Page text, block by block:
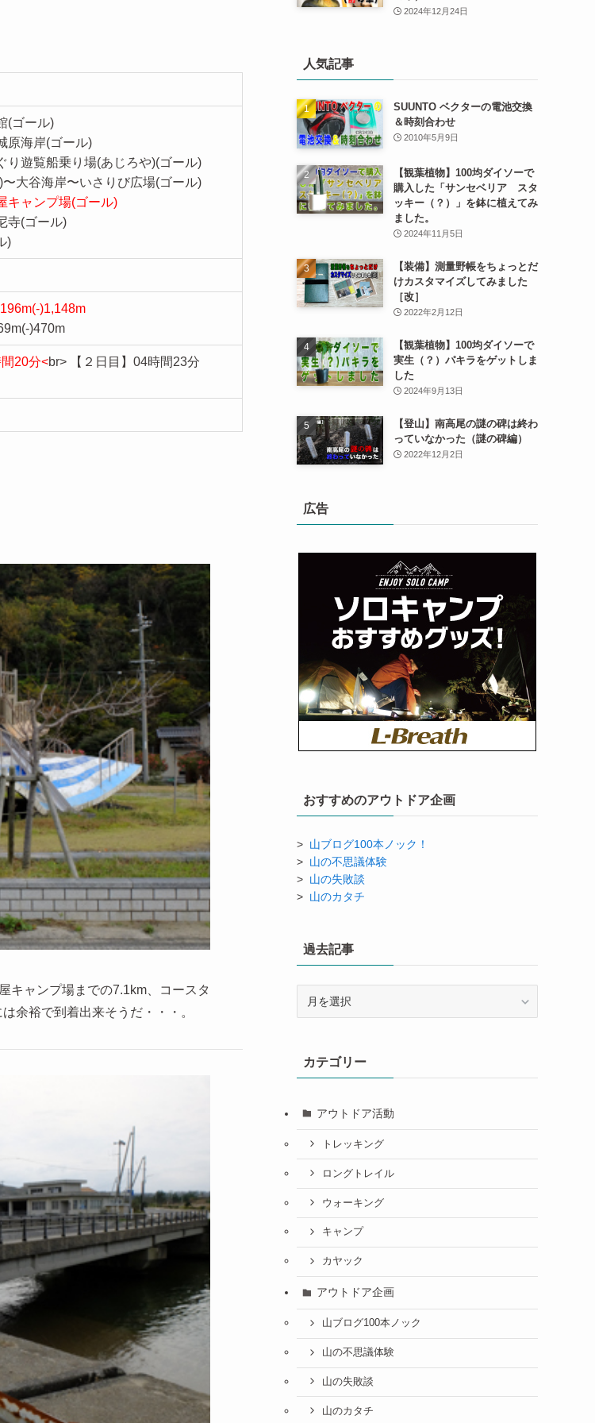
(ゴール)
原海岸(ゴール)
り遊覧船乗り場(あじろや)(ゴール)
大谷海岸〜いさりび広場(ゴール)
キャンプ場(ゴール)
寺(ゴール)
)
)1,148m
)470m
間20分<br> 【２日目】04時間23分
キャンプ場までの7.1km、コースタ
余裕で到着出来そうだ・・・。
2024年12月24日
人気記事
SUUNTO ベクターの電池交換
＆時刻合わせ
2010年5月9日
【観葉植物】100均ダイソーで
購入した「サンセベリア スタ
ッキー（？）」を鉢に植えてみ
ました。
2024年11月5日
【装備】測量野帳をちょっとだ
けカスタマイズしてみました
［改］
2022年2月12日
【観葉植物】100均ダイソーで
実生（？）パキラをゲットしま
した
2024年9月13日
【登山】南高尾の謎の碑は終わ
っていなかった（謎の碑編）
2022年12月2日
広告
おすすめのアウトドア企画
> 山ブログ100本ノック！
> 山の不思議体験
> 山の失敗談
> 山のカタチ
過去記事
カテゴリー
アウトドア活動
トレッキング
ロングトレイル
ウォーキング
キャンプ
カヤック
アウトドア企画
山ブログ100本ノック
山の不思議体験
山の失敗談
山のカタチ